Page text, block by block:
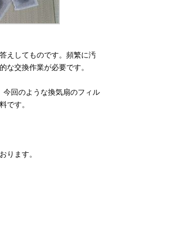
えしてものです。頻繁に汚
な交換作業が必要です。
今回のような換気扇のフィル
です。
ります。